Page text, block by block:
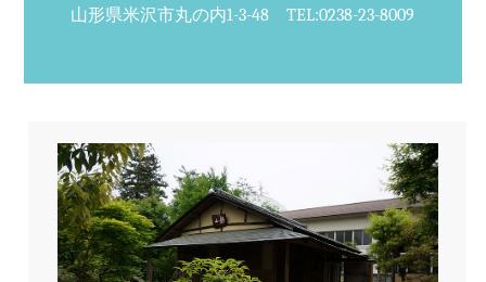
山形県米沢市丸の内1-3-48 TEL:0238-23-8009